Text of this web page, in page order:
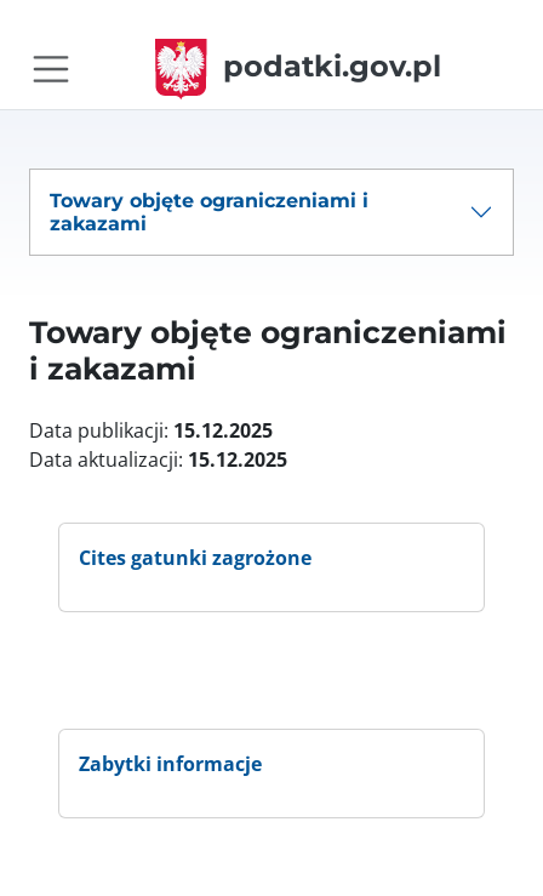
podatki.gov.pl
Towary objęte ograniczeniami i
zakazami
Towary objęte ograniczeniami
i zakazami
Data publikacji: 15.12.2025
Data aktualizacji: 15.12.2025
Cites gatunki zagrożone
Zabytki informacje